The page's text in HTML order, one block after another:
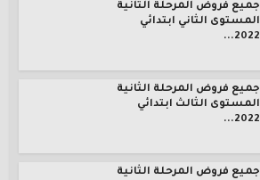
جميع فروض المرحلة الثانية
المستوى الثاني ابتدائي
2022...
جميع فروض المرحلة الثانية
المستوى الثالث ابتدائي
2022...
جميع فروض المرحلة الثانية